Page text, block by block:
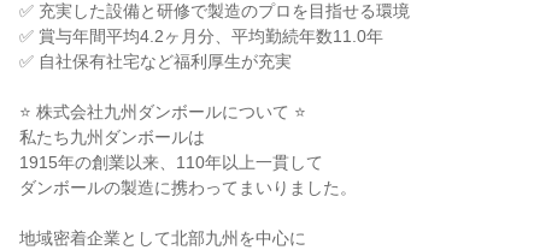
✅ 充実した設備と研修で製造のプロを目指せる環境
✅ 賞与年間平均4.2ヶ月分、平均勤続年数11.0年
✅ 自社保有社宅など福利厚生が充実
⭐ 株式会社九州ダンボールについて ⭐
私たち九州ダンボールは
1915年の創業以来、110年以上一貫して
ダンボールの製造に携わってまいりました。
地域密着企業として北部九州を中心に